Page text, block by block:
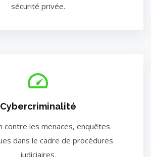
sécurité privée.
Cybercriminalité
contre les menaces, enquêtes
dans le cadre de procédures
judiciaires.